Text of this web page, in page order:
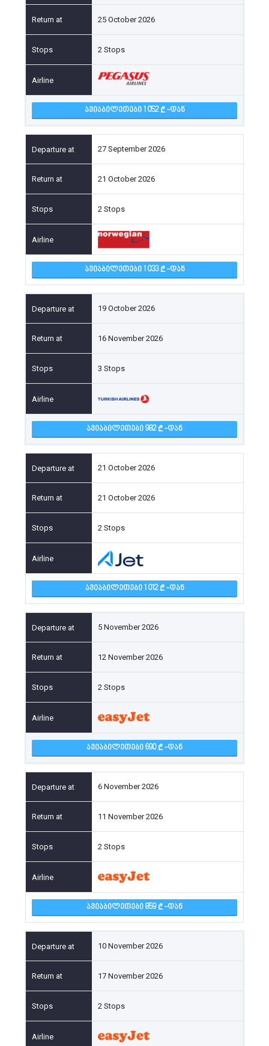
25 October 2026
2 Stops
ᲐᲕᲘᲐᲑᲘᲚᲔᲗᲔᲑᲘ 1 052 -ᲓᲐᲜ
27 September 2026
21 October 2026
2 Stops
ᲐᲕᲘᲐᲑᲘᲚᲔᲗᲔᲑᲘ 1 033 -ᲓᲐᲜ
19 October 2026
16 November 2026
3 Stops
ᲐᲕᲘᲐᲑᲘᲚᲔᲗᲔᲑᲘ 982 -ᲓᲐᲜ
21 October 2026
21 October 2026
2 Stops
ᲐᲕᲘᲐᲑᲘᲚᲔᲗᲔᲑᲘ 1 012 -ᲓᲐᲜ
5 November 2026
12 November 2026
2 Stops
ᲐᲕᲘᲐᲑᲘᲚᲔᲗᲔᲑᲘ 690 -ᲓᲐᲜ
6 November 2026
11 November 2026
2 Stops
ᲐᲕᲘᲐᲑᲘᲚᲔᲗᲔᲑᲘ 859 -ᲓᲐᲜ
10 November 2026
17 November 2026
2 Stops